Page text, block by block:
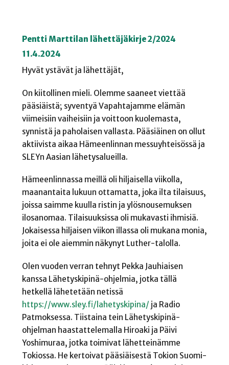
Pentti Marttilan lähettäjäkirje 2/2024
11.4.2024
Hyvät ystävät ja lähettäjät,
On kiitollinen mieli. Olemme saaneet viettää
pääsiäistä; syventyä Vapahtajamme elämän
viimeisiin vaiheisiin ja voittoon kuolemasta,
synnistä ja paholaisen vallasta. Pääsiäinen on ollut
aktiivista aikaa Hämeenlinnan messuyhteisössä ja
SLEYn Aasian lähetysalueilla.
Hämeenlinnassa meillä oli hiljaisella viikolla,
maanantaita lukuun ottamatta, joka ilta tilaisuus,
joissa saimme kuulla ristin ja ylösnousemuksen
ilosanomaa. Tilaisuuksissa oli mukavasti ihmisiä.
Jokaisessa hiljaisen viikon illassa oli mukana monia,
joita ei ole aiemmin näkynyt Luther-talolla.
Olen vuoden verran tehnyt Pekka Jauhiaisen
kanssa Lähetyskipinä-ohjelmia, jotka tällä
hetkellä lähetetään netissä
https://www.sley.fi/lahetyskipina/ ja Radio
Patmoksessa. Tiistaina tein Lähetyskipinä-
ohjelman haastattelemalla Hiroaki ja Päivi
Yoshimuraa, jotka toimivat lähetteinämme
Tokiossa. He kertoivat pääsiäisestä Tokion Suomi-